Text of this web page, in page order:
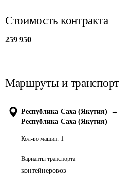
Стоимость контракта
259 950
Маршруты и транспорт
Республика Саха (Якутия)
→
Республика Саха (Якутия)
Кол-во машин: 1
Варианты транспорта
контейнеровоз